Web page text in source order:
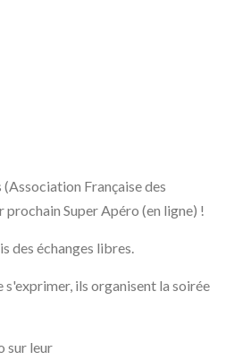
Française des
Super Apéro (en ligne) !
des échanges libres.
ils organisent la soirée
sur leur